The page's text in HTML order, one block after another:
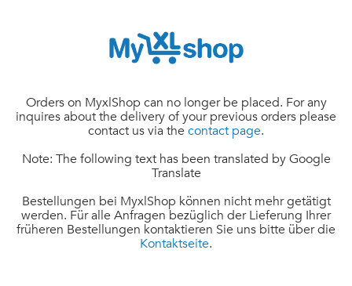
Orders on MyxlShop can no longer be placed. For any
inquires about the delivery of your previous orders please
contact us via the contact page.
Note: The following text has been translated by Google
Translate
Bestellungen bei MyxlShop können nicht mehr getätigt
werden. Für alle Anfragen bezüglich der Lieferung Ihrer
früheren Bestellungen kontaktieren Sie uns bitte über die
Kontaktseite.